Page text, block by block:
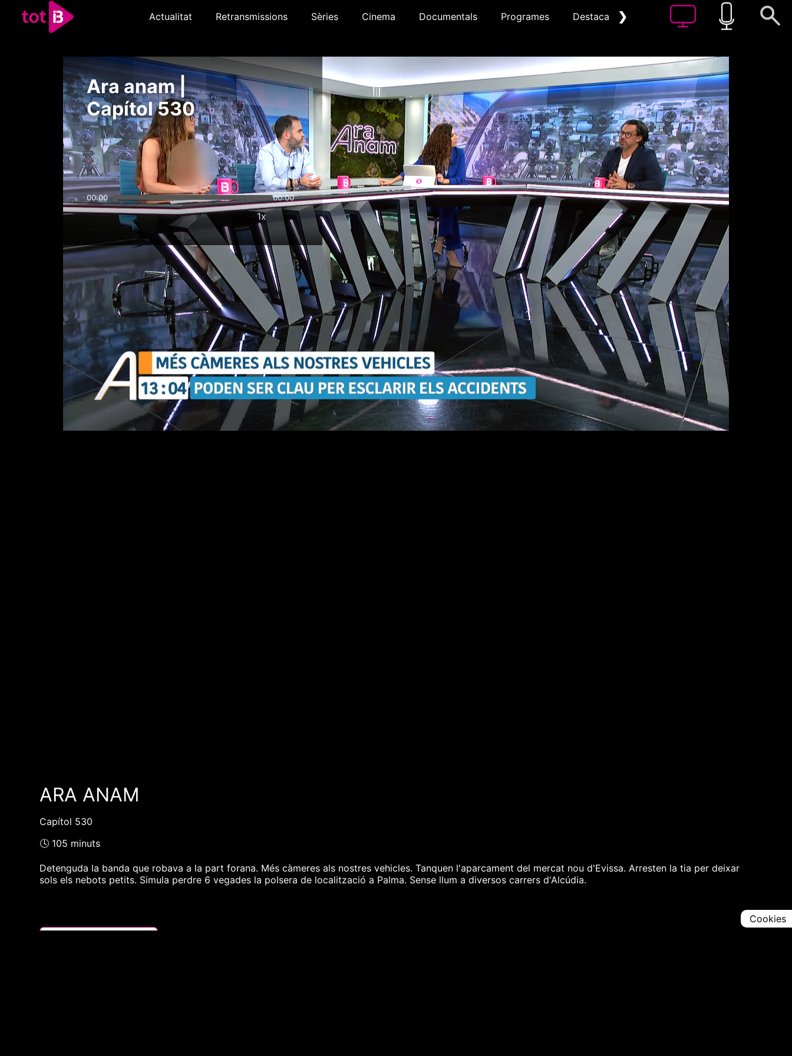
Actualitat Retransmissions Sèries Cinema Documentals Programes Destacat ❯
Ara anam |
Capítol 530
00:00 00:00
1x
ARA ANAM
Capítol 530
🕓 105 minuts
Detenguda la banda que robava a la part forana. Més càmeres als nostres vehicles. Tanquen l'aparcament del mercat nou d'Evissa. Arresten la tia per deixar
sols els nebots petits. Simula perdre 6 vegades la polsera de localització a Palma. Sense llum a diversos carrers d'Alcúdia.
Cookies